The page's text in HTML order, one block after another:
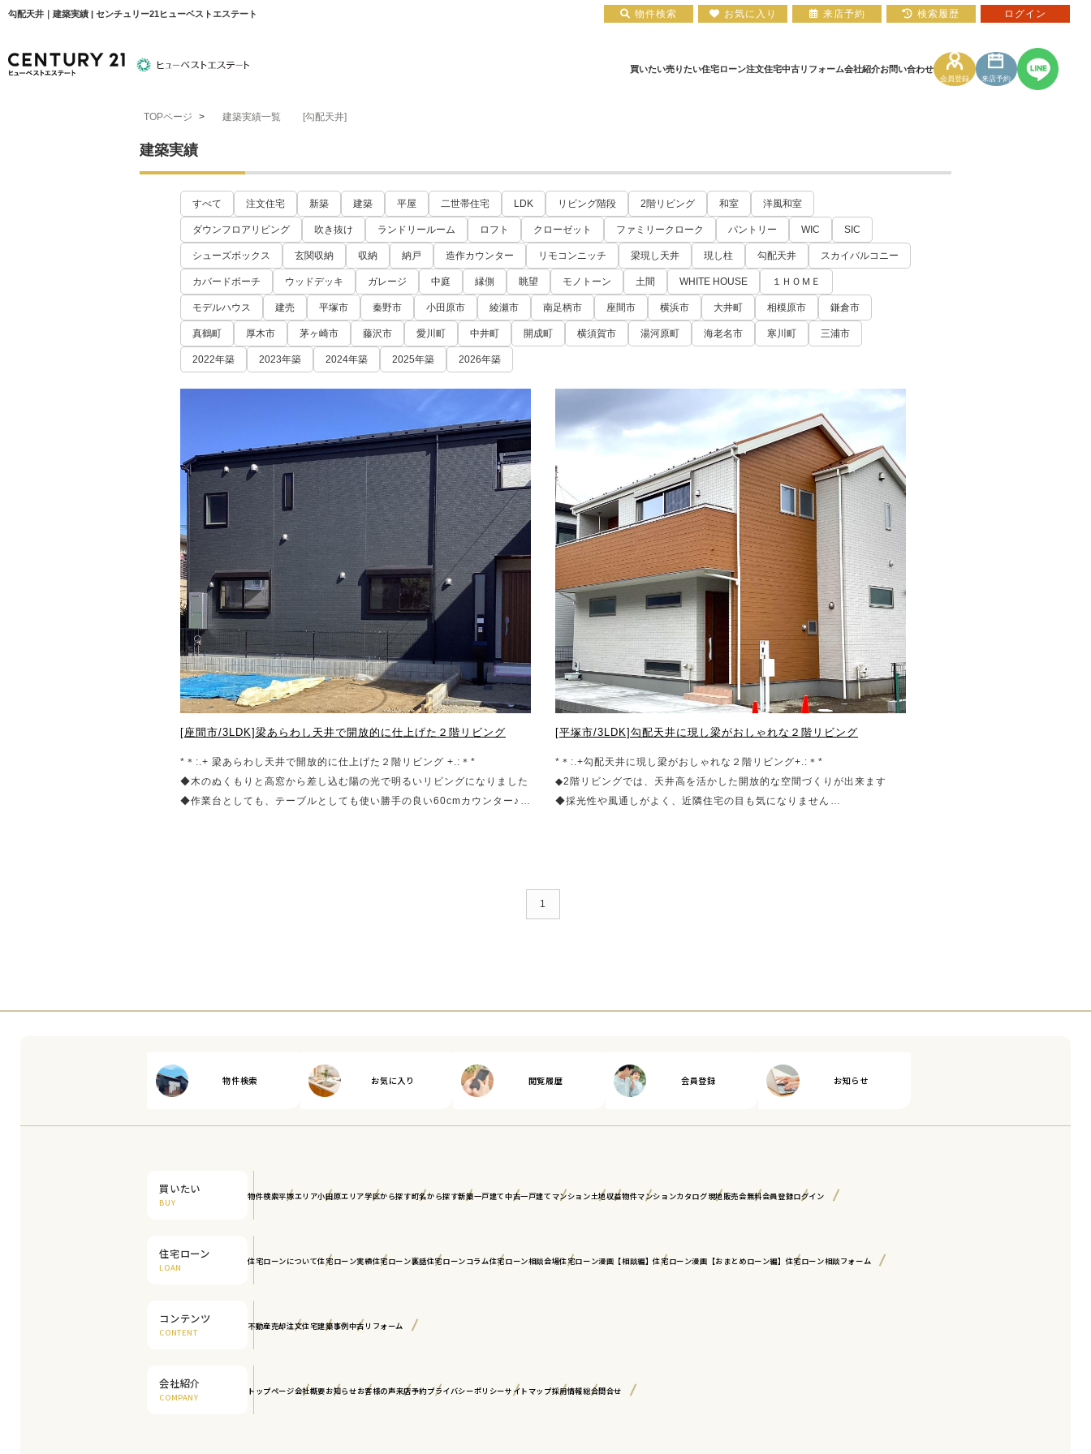
勾配天井｜建築実績 | センチュリー21ヒューベストエステート
買いたい
物件検索 平塚エリア
売りたい住宅ローン
住宅ローンについて
注文住宅中古リフォーム会社紹介お問い合わせ
会員登録 来店予約
TOPページ > 建築実績一覧 [勾配天井]
建築実績
すべて 注文住宅 新築 建築 平屋 二世帯住宅 LDK リビング階段 2階リビング 和室 洋風和室
ダウンフロアリビング 吹き抜け ランドリールーム ロフト クローゼット ファミリークローク パントリー WIC SIC
シューズボックス 玄関収納 収納 納戸 造作カウンター リモコンニッチ 梁現し天井 現し柱 勾配天井 スカイバルコニー
カバードポーチ ウッドデッキ ガレージ 中庭 縁側 眺望 モノトーン 土間 WHITE HOUSE １ＨＯＭＥ
モデルハウス 建売 平塚市 秦野市 小田原市 綾瀬市 南足柄市 座間市 横浜市 大井町 相模原市 鎌倉市
真鶴町 厚木市 茅ヶ崎市 藤沢市 愛川町 中井町 開成町 横須賀市 湯河原町 海老名市 寒川町 三浦市
2022年築 2023年築 2024年築 2025年築 2026年築
[座間市/3LDK]梁あらわし天井で開放的に仕上げた２階リビング
*＊:.+ 梁あらわし天井で開放的に仕上げた２階リビング +.:＊*
◆木のぬくもりと高窓から差し込む陽の光で明るいリビングになりました
◆作業台としても、テーブルとしても使い勝手の良い60cmカウンター♪
[平塚市/3LDK]勾配天井に現し梁がおしゃれな２階リビング
*＊:.+勾配天井に現し梁がおしゃれな２階リビング+.:＊*
◆2階リビングでは、天井高を活かした開放的な空間づくりが出来ます
◆採光性や風通しがよく、近隣住宅の目も気になりません
1
物件検索 お気に入り 閲覧履歴 会員登録 お知らせ
買いたい
BUY
物件検索平塚エリア小田原エリア学区から探す町名から探す新築一戸建て中古一戸建て マンション土地収益物件マンションカタログ現地販売会無料会員登録ログイン
住宅ローン
LOAN
住宅ローンについて住宅ローン実績住宅ローン裏話住宅ローンコラム住宅ローン相談会場住宅ローン漫画【相談編】住宅ローン漫画【おまとめローン編】 住宅ローン相談フォーム
コンテンツ
CONTENT
不動産売却注文住宅建築事例中古リフォーム
会社紹介
COMPANY
トップページ会社概要お知らせお客様の声来店予約プライバシーポリシーサイトマップ採用情報総合問合せ
物件検索 お気に入り 来店予約 検索履歴 ログイン